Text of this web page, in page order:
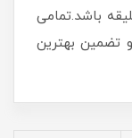
باشد.تمامی
تضمین بهترین